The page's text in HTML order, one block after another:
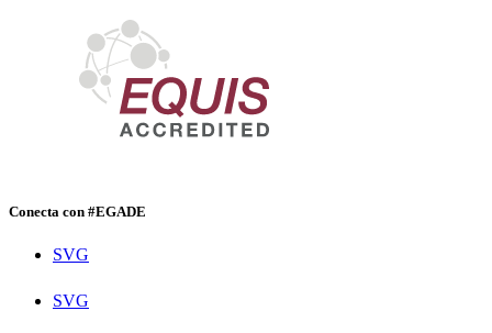
Conecta con #EGADE
SVG
SVG